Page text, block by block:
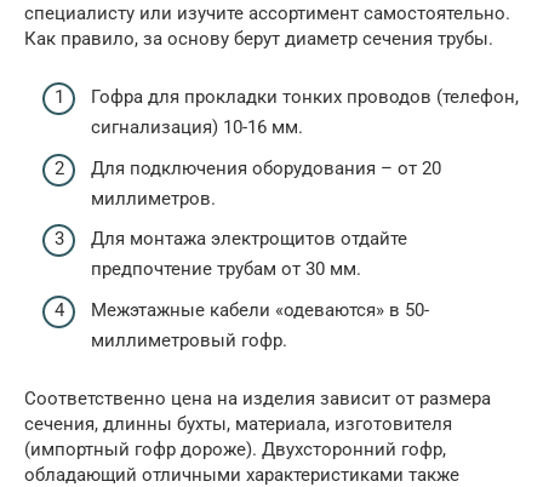
специалисту или изучите ассортимент самостоятельно.
Как правило, за основу берут диаметр сечения трубы.
Гофра для прокладки тонких проводов (телефон,
сигнализация) 10-16 мм.
Для подключения оборудования – от 20
миллиметров.
Для монтажа электрощитов отдайте
предпочтение трубам от 30 мм.
Межэтажные кабели «одеваются» в 50-
миллиметровый гофр.
Соответственно цена на изделия зависит от размера
сечения, длинны бухты, материала, изготовителя
(импортный гофр дороже). Двухсторонний гофр,
обладающий отличными характеристиками также